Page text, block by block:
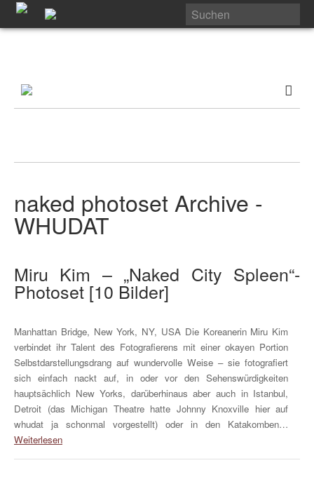
naked photoset Archive -
WHUDAT
Miru Kim – „Naked City Spleen“-
Photoset [10 Bilder]
Manhattan Bridge, New York, NY, USA Die Koreanerin Miru Kim
verbindet ihr Talent des Fotografierens mit einer okayen Portion
Selbstdarstellungsdrang auf wundervolle Weise – sie fotografiert
sich einfach nackt auf, in oder vor den Sehenswürdigkeiten
hauptsächlich New Yorks, darüberhinaus aber auch in Istanbul,
Detroit (das Michigan Theatre hatte Johnny Knoxville hier auf
whudat ja schonmal vorgestellt) oder in den Katakomben…
Weiterlesen